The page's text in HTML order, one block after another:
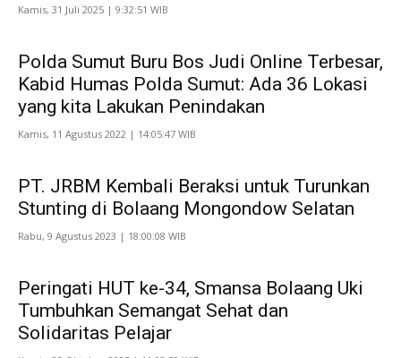
Kamis, 31 Juli 2025 | 9:32:51 WIB
Polda Sumut Buru Bos Judi Online Terbesar,
Kabid Humas Polda Sumut: Ada 36 Lokasi
yang kita Lakukan Penindakan
Kamis, 11 Agustus 2022 | 14:05:47 WIB
PT. JRBM Kembali Beraksi untuk Turunkan
Stunting di Bolaang Mongondow Selatan
Rabu, 9 Agustus 2023 | 18:00:08 WIB
Peringati HUT ke-34, Smansa Bolaang Uki
Tumbuhkan Semangat Sehat dan
Solidaritas Pelajar